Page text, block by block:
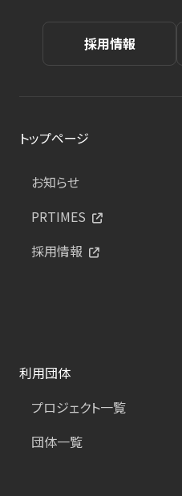
採用情報
トップページ
お知らせ
PRTIMES
採用情報
利用団体
プロジェクト一覧
団体一覧